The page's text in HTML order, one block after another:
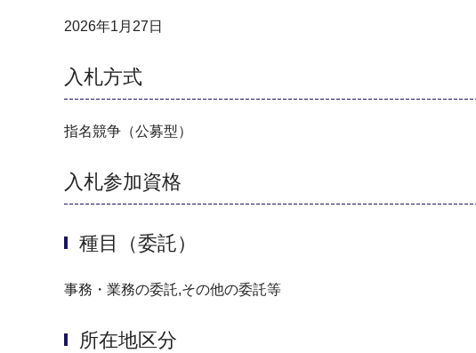
2026年1月27日
入札方式
指名競争（公募型）
入札参加資格
種目（委託）
事務・業務の委託,その他の委託等
所在地区分